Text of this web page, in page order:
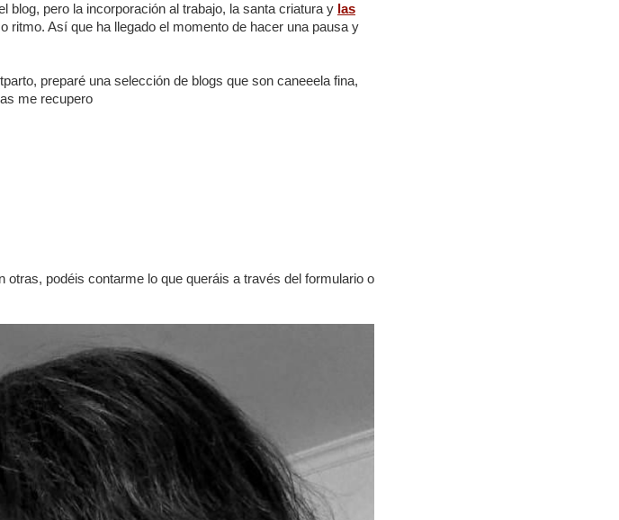
blog, pero la incorporación al trabajo, la santa criatura y las
ritmo. Así que ha llegado el momento de hacer una pausa y
preparé una selección de blogs que son caneeela fina,
me recupero
podéis contarme lo que queráis a través del formulario o